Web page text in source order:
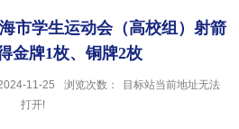
市学生运动会（高校组）射箭
金牌1枚、铜牌2枚
11-25 浏览次数：
目标站当前地址无法
打开!